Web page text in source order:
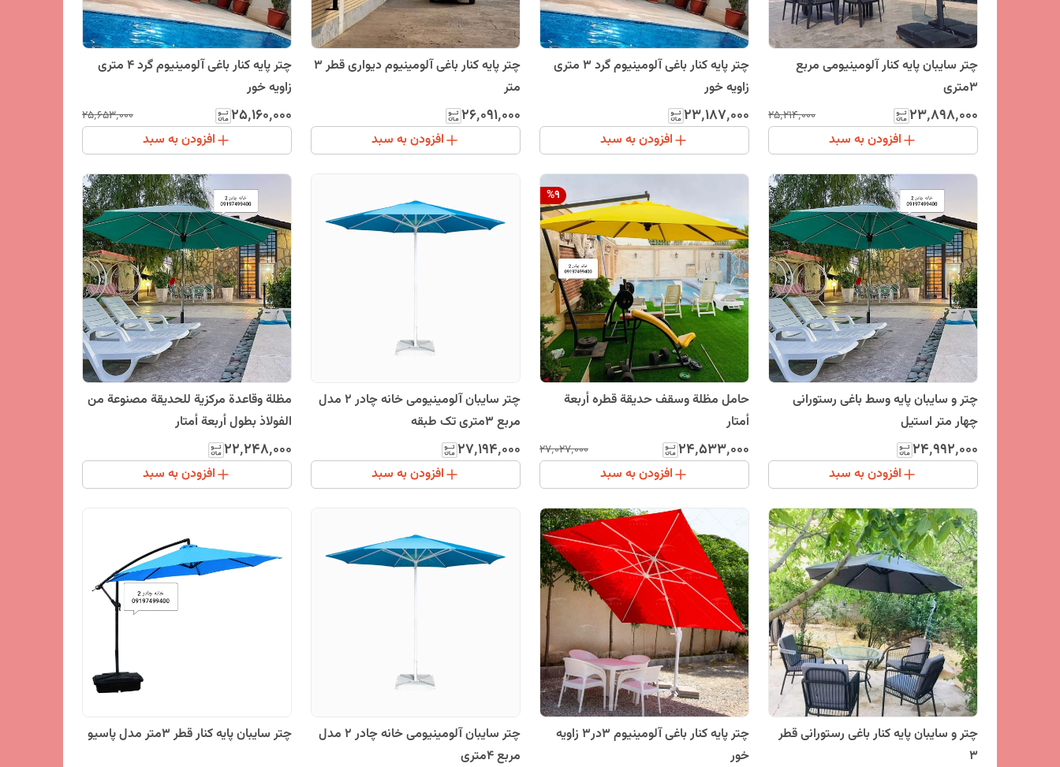
چتر سایبان پایه کنار آلومینیومی مربع
3متری
۲۳٬۸۹۸٬۰۰۰ ۲۵٬۲۱۴٬۰۰۰
افزودن به سبد
چتر پایه کنار باغی آلومینیوم گرد 3 متری
زاویه خور
۲۳٬۱۸۷٬۰۰۰
افزودن به سبد
چتر پایه کنار باغی آلومینیوم دیواری قطر 3
متر
۲۶٬۰۹۱٬۰۰۰
افزودن به سبد
چتر پایه کنار باغی آلومینیوم گرد 4 متری
زاویه خور
۲۵٬۱۶۰٬۰۰۰ ۲۵٬۶۵۳٬۰۰۰
افزودن به سبد
چتر و سایبان پایه وسط باغی رستورانی
چهار متر استیل
۲۴٬۹۹۲٬۰۰۰
افزودن به سبد
%9
حامل مظلة وسقف حدیقة قطره أربعة
أمتار
۲۴٬۵۳۳٬۰۰۰ ۲۷٬۰۲۷٬۰۰۰
افزودن به سبد
چتر سایبان آلومینیومی خانه چادر 2 مدل
مربع 3متری تک طبقه
۲۷٬۱۹۴٬۰۰۰
افزودن به سبد
مظلة وقاعدة مرکزیة للحدیقة مصنوعة من
الفولاذ بطول أربعة أمتار
۲۲٬۲۴۸٬۰۰۰
افزودن به سبد
چتر و سایبان پایه کنار باغی رستورانی قطر
3
چتر پایه کنار باغی آلومینیوم 3در3 زاویه
خور
چتر سایبان آلومینیومی خانه چادر 2 مدل
مربع 4متری
چتر سایبان پایه کنار قطر 3متر مدل پاسیو